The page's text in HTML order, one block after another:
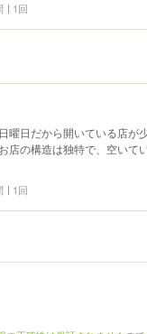
1回
曜日だから開いている店が
店の構造は独特で、空いて
1回